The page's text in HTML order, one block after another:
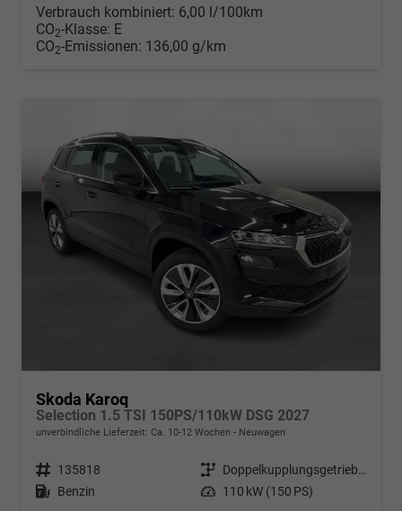
Verbrauch kombiniert: 6,00 l/100km
CO2-Klasse: E
CO2-Emissionen: 136,00 g/km
Skoda Karoq
Selection 1.5 TSI 150PS/110kW DSG 2027
unverbindliche Lieferzeit: Ca. 10-12 Wochen Neuwagen
Fahrzeugnr. 135818 Getriebe
Doppelkupplungsgetriebe (DSG)
Kraftstoff Benzin Leistung 110 kW (150 PS)